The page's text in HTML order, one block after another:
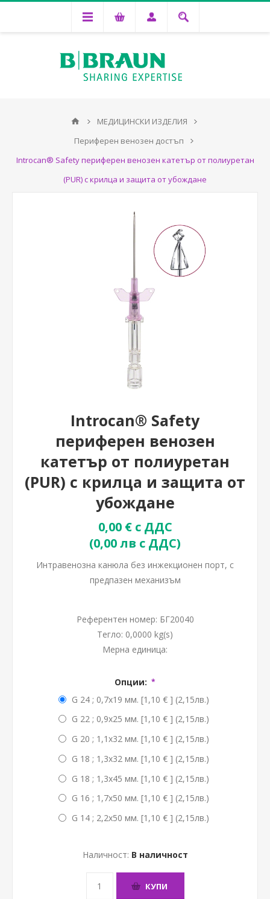
МЕДИЦИНСКИ ИЗДЕЛИЯ
Периферен венозен достъп
Introcan® Safety периферен венозен катетър от полиуретан
(PUR) с крилца и защита от убождане
Introcan® Safety
периферен венозен
катетър от полиуретан
(PUR) с крилца и защита от
убождане
0,00 € с ДДС
(0,00 лв с ДДС)
Интравенозна канюла без инжекционен порт, с
предпазен механизъм
Референтен номер: БГ20040
Тегло: 0,0000 kg(s)
Мерна единица:
Опции: *
G 24 ; 0,7x19 мм. [1,10 € ] (2,15лв.)
G 22 ; 0,9x25 мм. [1,10 € ] (2,15лв.)
G 20 ; 1,1x32 мм. [1,10 € ] (2,15лв.)
G 18 ; 1,3x32 мм. [1,10 € ] (2,15лв.)
G 18 ; 1,3x45 мм. [1,10 € ] (2,15лв.)
G 16 ; 1,7x50 мм. [1,10 € ] (2,15лв.)
G 14 ; 2,2x50 мм. [1,10 € ] (2,15лв.)
Наличност: В наличност
КУПИ